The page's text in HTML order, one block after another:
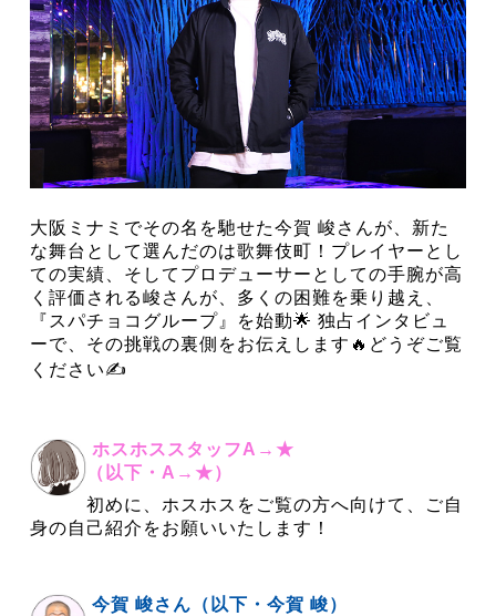
大阪ミナミでその名を馳せた今賀 峻さんが、新た
な舞台として選んだのは歌舞伎町！プレイヤーとし
ての実績、そしてプロデューサーとしての手腕が高
く評価される峻さんが、多くの困難を乗り越え、
『スパチョコグループ』を始動🌟 独占インタビュ
ーで、その挑戦の裏側をお伝えします🔥どうぞご覧
ください✍
ホスホススタッフA→★
（以下・A→★）
初めに、ホスホスをご覧の方へ向けて、ご自
身の自己紹介をお願いいたします！
今賀 峻さん（以下・今賀 峻）